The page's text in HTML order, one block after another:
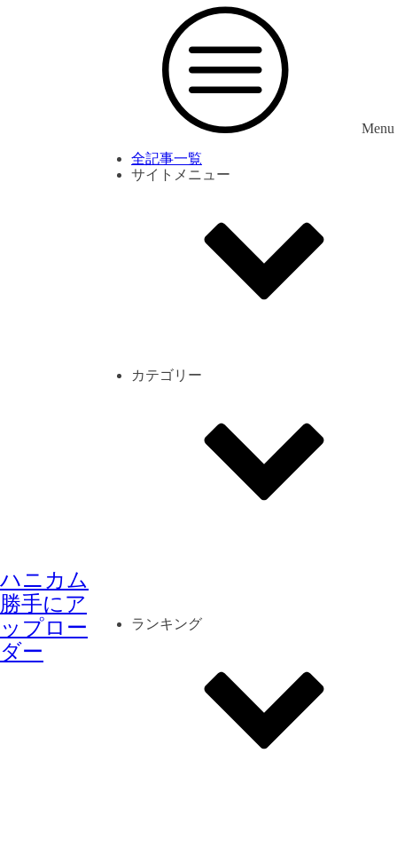
ハニカム
勝手にア
ップロー
ダー
Menu
全記事一覧
サイトメニュー
カテゴリー
ランキング